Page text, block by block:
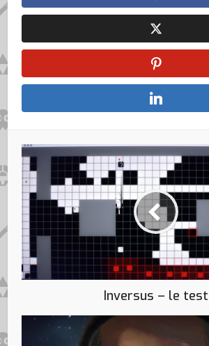
Inversus – le test